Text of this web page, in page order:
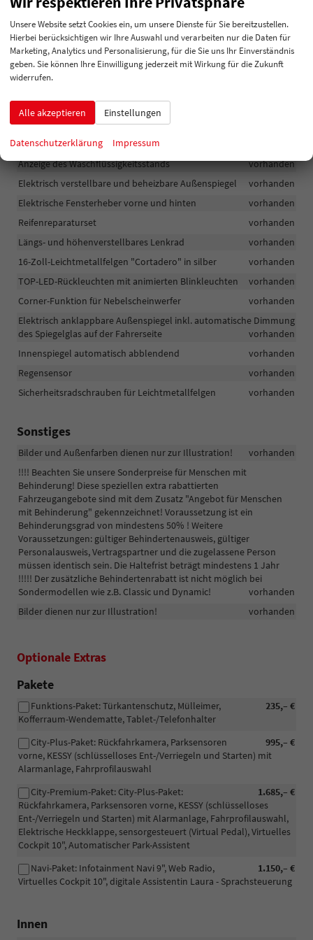
Räder & Technik
LED-Scheinwerfer mit LED-Tagfahrlicht
Startknopf und Zentralverriegelung mit Fernbedienung
Lichtsensor
Anzeige des Waschflüssigkeitsstands
vorhanden
Elektrisch verstellbare und beheizbare Außenspiegel
vorhanden
Elektrische Fensterheber vorne und hinten
vorhanden
Reifenreparaturset
vorhanden
Längs- und höhenverstellbares Lenkrad
vorhanden
16-Zoll-Leichtmetallfelgen "Cortadero" in silber
vorhanden
TOP-LED-Rückleuchten mit animierten Blinkleuchten
vorhanden
Corner-Funktion für Nebelscheinwerfer
vorhanden
Elektrisch anklappbare Außenspiegel inkl. automatische Dimmung
des Spiegelglas auf der Fahrerseite
vorhanden
Innenspiegel automatisch abblendend
vorhanden
Regensensor
vorhanden
Sicherheitsradschrauben für Leichtmetallfelgen
vorhanden
Sonstiges
Bilder und Außenfarben dienen nur zur Illustration!
vorhanden
!!!! Beachten Sie unsere Sonderpreise für Menschen mit
Behinderung! Diese speziellen extra rabattierten
Fahrzeugangebote sind mit dem Zusatz "Angebot für Menschen
mit Behinderung" gekennzeichnet! Voraussetzung ist ein
Behinderungsgrad von mindestens 50% ! Weitere
Voraussetzungen: gültiger Behindertenausweis, gültiger
Personalausweis, Vertragspartner und die zugelassene Person
müssen identisch sein. Die Haltefrist beträgt mindestens 1 Jahr
!!!!! Der zusätzliche Behindertenrabatt ist nicht möglich bei
Sondermodellen wie z.B. Classic und Dynamic!
vorhanden
Bilder dienen nur zur Illustration!
vorhanden
Optionale Extras
Pakete
235,– €
Funktions-Paket: Türkantenschutz, Mülleimer,
Kofferraum-Wendematte, Tablet-/Telefonhalter
995,– €
City-Plus-Paket: Rückfahrkamera, Parksensoren
vorne, KESSY (schlüsselloses Ent-/Verriegeln und Starten) mit
Alarmanlage, Fahrprofilauswahl
1.685,– €
City-Premium-Paket: City-Plus-Paket:
Rückfahrkamera, Parksensoren vorne, KESSY (schlüsselloses
Ent-/Verriegeln und Starten) mit Alarmanlage, Fahrprofilauswahl,
Elektrische Heckklappe, sensorgesteuert (Virtual Pedal), Virtuelles
Cockpit 10", Automatischer Park-Assistent
1.150,– €
Navi-Paket: Infotainment Navi 9", Web Radio,
Virtuelles Cockpit 10", digitale Assistentin Laura - Sprachsteuerung
Innen
Unsere Website setzt Cookies ein, um unsere Dienste für Sie bereitzustellen.
Hierbei berücksichtigen wir Ihre Auswahl und verarbeiten nur die Daten für
Marketing, Analytics und Personalisierung, für die Sie uns Ihr Einverständnis
geben. Sie können Ihre Einwilligung jederzeit mit Wirkung für die Zukunft
widerrufen.
Alle akzeptieren Einstellungen
Datenschutzerklärung Impressum